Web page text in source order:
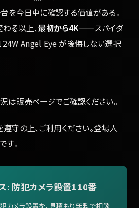
を今日中に確認する価値がある。
る以上、最初から4K——スパイダ
Angel Eye が後悔しない選択
は販売ページでご確認ください。
守の上、ご利用ください。登場人
す。
: 防犯カメラ設置110番
カメラ設置を、見積もり無料で相談